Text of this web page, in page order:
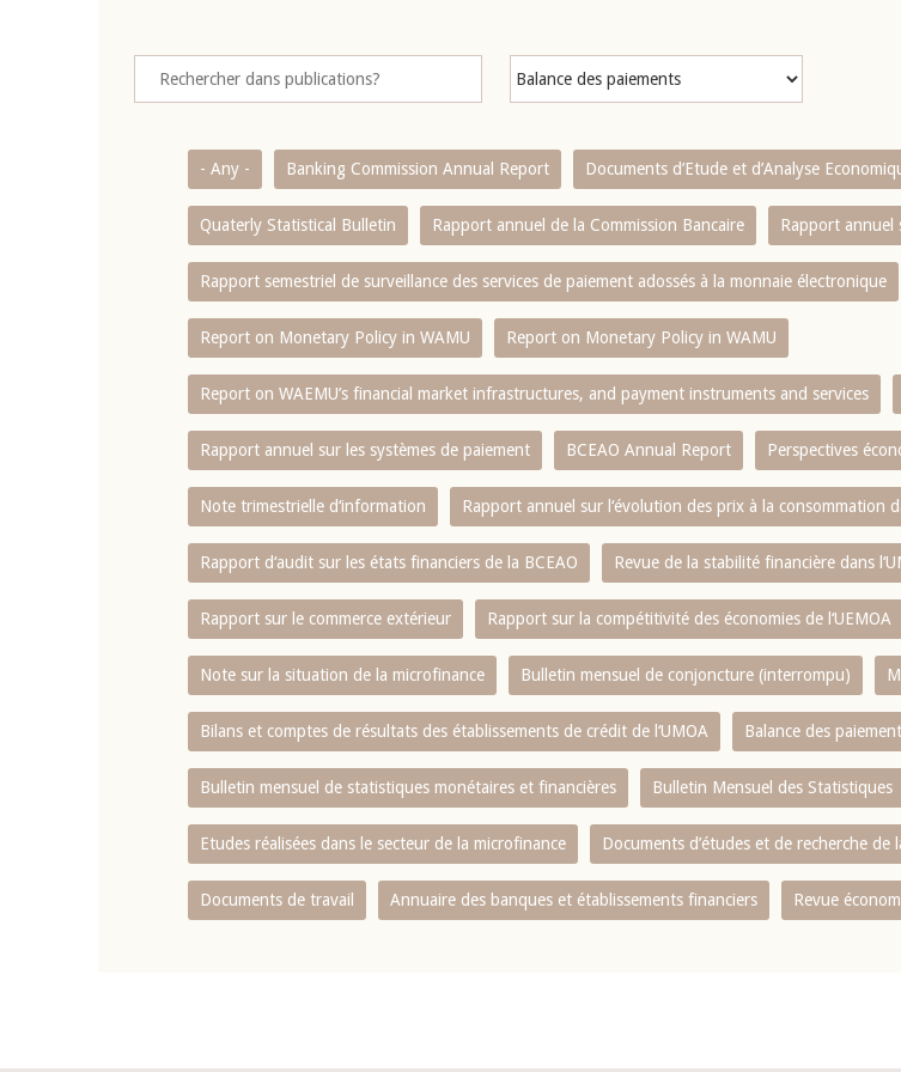
- Any - Banking Commission Annual Report Documents d’Etude et d’Analyse
Quaterly Statistical Bulletin Rapport annuel de la Commission Bancaire Rapport annuel
Rapport semestriel de surveillance des services de paiement adossés à la monnaie électronique
Report on Monetary Policy in WAMU Report on Monetary Policy in WAMU
Report on WAEMU’s financial market infrastructures, and payment instruments and services
Rapport annuel sur les systèmes de paiement BCEAO Annual Report Perspectives
Note trimestrielle d‘information Rapport annuel sur l‘évolution des prix à la consommation
Rapport d‘audit sur les états financiers de la BCEAO Revue de la stabilité financière dans
Rapport sur le commerce extérieur Rapport sur la compétitivité des économies de l‘UEMOA
Note sur la situation de la microfinance Bulletin mensuel de conjoncture (interrompu)
Bilans et comptes de résultats des établissements de crédit de l‘UMOA Balance des
Bulletin mensuel de statistiques monétaires et financières Bulletin Mensuel des Statistiques
Etudes réalisées dans le secteur de la microfinance Documents d’études et de recherche de
Documents de travail Annuaire des banques et établissements financiers Revue